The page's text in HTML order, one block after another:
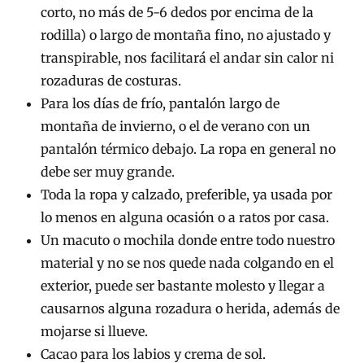
corto, no más de 5-6 dedos por encima de la
rodilla) o largo de montaña fino, no ajustado y
transpirable, nos facilitará el andar sin calor ni
rozaduras de costuras.
Para los días de frío, pantalón largo de
montaña de invierno, o el de verano con un
pantalón térmico debajo. La ropa en general no
debe ser muy grande.
Toda la ropa y calzado, preferible, ya usada por
lo menos en alguna ocasión o a ratos por casa.
Un macuto o mochila donde entre todo nuestro
material y no se nos quede nada colgando en el
exterior, puede ser bastante molesto y llegar a
causarnos alguna rozadura o herida, además de
mojarse si llueve.
Cacao para los labios y crema de sol.